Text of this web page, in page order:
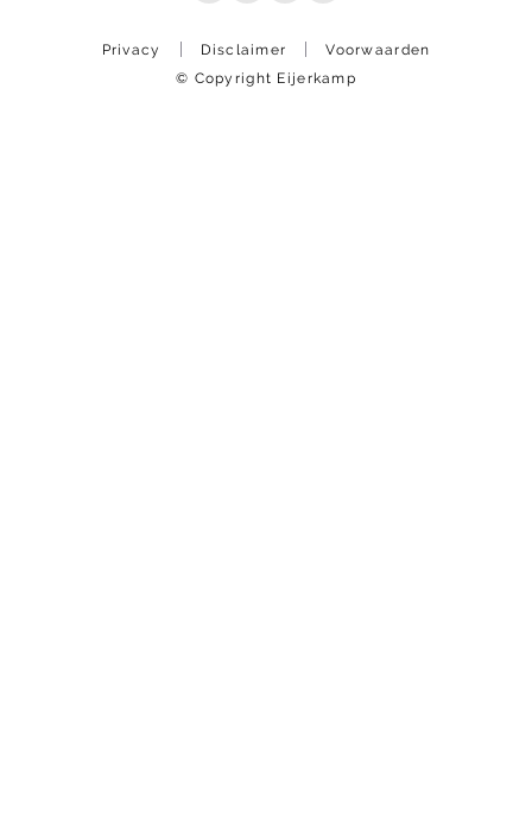
Privacy Disclaimer
Voorwaarden
© Copyright Eijerkamp